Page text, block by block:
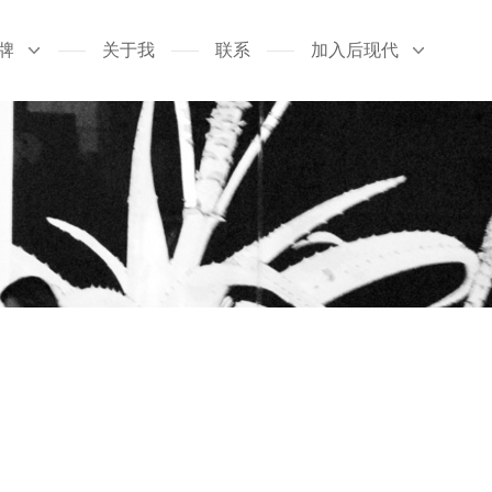
关于我 联系 加入后现代